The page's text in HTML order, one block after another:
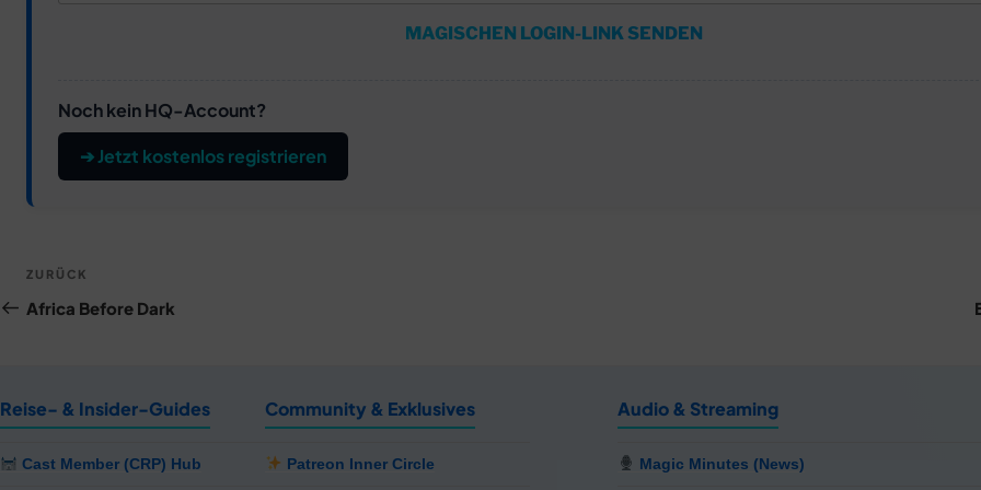
MAGISCHEN LOGIN-LINK SENDEN
Noch kein HQ-Account?
➔ Jetzt kostenlos registrieren
Beitragsnavigation
Vorheriger
Beitrag
ZURÜCK
Africa Before Dark
Reise- & Insider-Guides
Cast Member (CRP) Hub
Community & Exklusives
Patreon Inner Circle
Audio & Streaming
Magic Minutes (News)